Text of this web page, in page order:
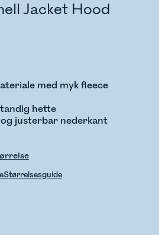
Jacket Hood
med myk fleece
hette
justerbar nederkant
Størrelsesguide